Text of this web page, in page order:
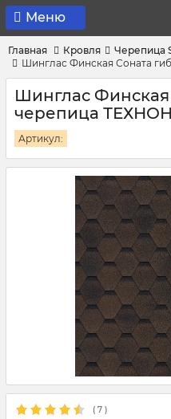
Меню
Главная Кровля Черепица
Шинглас Финская Соната
Шинглас Финская
черепица
Артикул:
( 7 )